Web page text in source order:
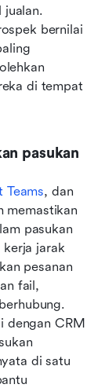
jualan.
bernilai
di tempat
pasukan
memastikan
pasukan
kerja jarak
pesanan
fail,
dengan CRM
di satu